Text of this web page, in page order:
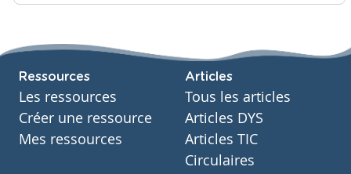
Ressources
Les ressources
Créer une ressource
Mes ressources
Articles
Tous les articles
Articles DYS
Articles TIC
Circulaires